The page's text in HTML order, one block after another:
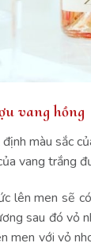
vang hồng
màu sắc
vang trắng
lên men sẽ
sau đó vỏ
men với vỏ